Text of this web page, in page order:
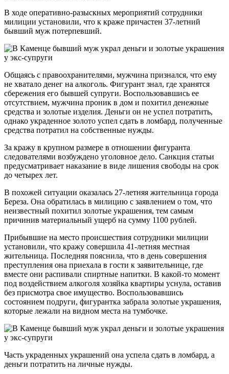
В ходе оперативно-разыскных мероприятий сотрудники
милиции установили, что к краже причастен 37-летний
бывший муж потерпевший.
Общаясь с правоохранителями, мужчина признался, что ему
не хватало денег на алкоголь. Фигурант знал, где хранятся
сбережения его бывшей супруги. Воспользовавшись ее
отсутствием, мужчина проник в дом и похитил денежные
средства и золотые изделия. Деньги он не успел потратить,
однако украденное золото успел сдать в ломбард, полученные
средства потратил на собственные нужды.
За кражу в крупном размере в отношении фигуранта
следователями возбуждено уголовное дело. Санкция статьи
предусматривает наказание в виде лишения свободы на срок
до четырех лет.
В похожей ситуации оказалась 27-летняя жительница города
Береза. Она обратилась в милицию с заявлением о том, что
неизвестный похитил золотые украшения, тем самым
причинив материальный ущерб на сумму 1100 рублей.
Прибывшие на место происшествия сотрудники милиции
установили, что кражу совершила 41-летняя местная
жительница. Последняя пояснила, что в день совершения
преступления она приехала в гости к заявительнице, где
вместе они распивали спиртные напитки. В какой-то момент
под воздействием алкоголя хозяйка квартиры уснула, оставив
без присмотра свое имущество. Воспользовавшись
состоянием подруги, фигурантка забрала золотые украшения,
которые лежали на видном места на тумбочке.
Часть украденных украшений она успела сдать в ломбард, а
деньги потратить на личные нужды.